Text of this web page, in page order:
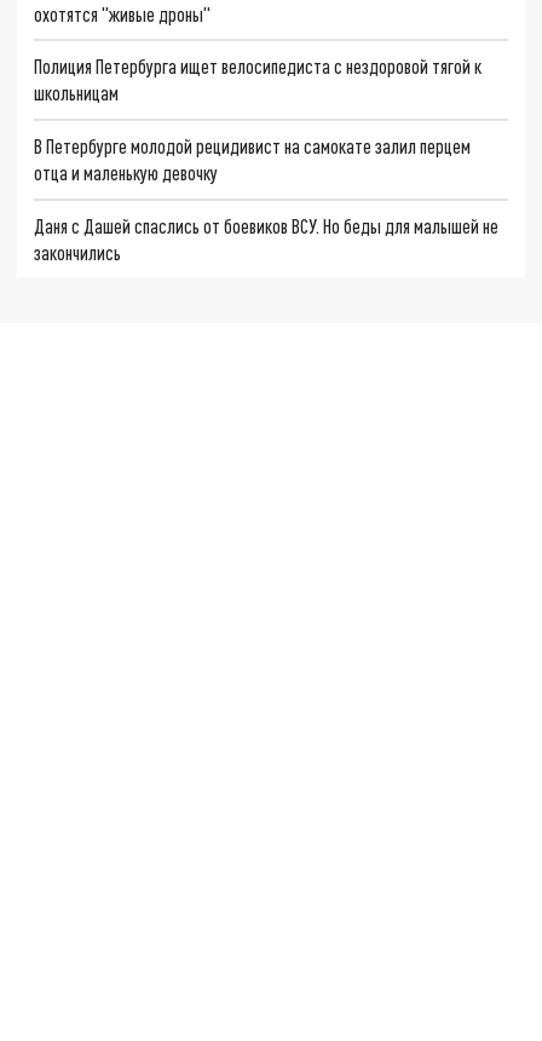
охотятся "живые дроны"
Полиция Петербурга ищет велосипедиста с нездоровой тягой к
школьницам
В Петербурге молодой рецидивист на самокате залил перцем
отца и маленькую девочку
Даня с Дашей спаслись от боевиков ВСУ. Но беды для малышей не
закончились